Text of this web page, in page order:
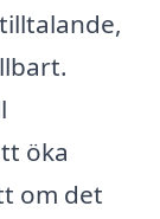
öka
om det